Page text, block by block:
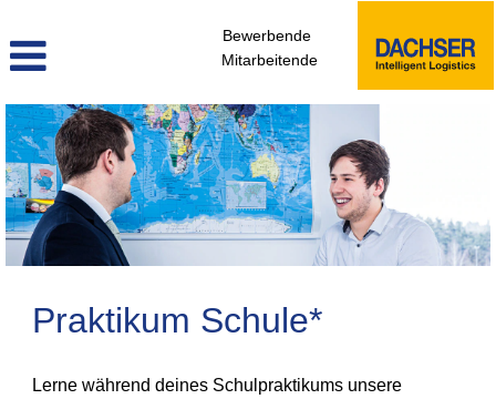
Bewerbende
Mitarbeitende
praktikum_de
Praktikum Schule*
Lerne während deines Schulpraktikums unsere